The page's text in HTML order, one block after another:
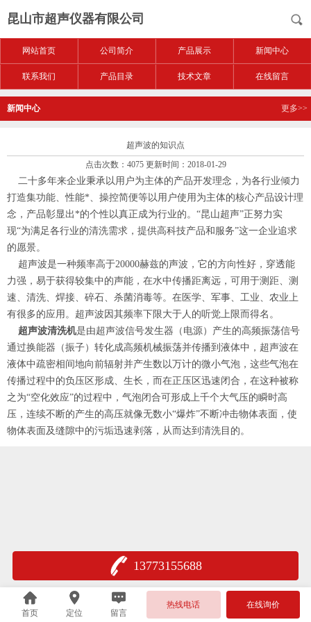
昆山市超声仪器有限公司
网站首页 公司简介 产品展示 新闻中心
联系我们 产品目录 技术文章 在线留言
新闻中心 更多>>
超声波的知识点
点击次数：4075 更新时间：2018-01-29
二十多年来企业秉承以用户为主体的产品开发理念，为各行业倾力
打造集功能、性能*、操控简便等以用户使用为主体的核心产品设计理
念，产品彰显出*的个性以真正成为行业的。 “昆山超声”正努力实
现“为满足各行业的清洗需求，提供高科技产品和服务”这一企业追求
的愿景。
超声波是一种频率高于20000赫兹的声波，它的方向性好，穿透能
力强，易于获得较集中的声能，在水中传播距离远，可用于测距、测
速、清洗、焊接、碎石、杀菌消毒等。在医学、军事、工业、农业上
有很多的应用。超声波因其频率下限大于人的听觉上限而得名。
超声波清洗机是由超声波信号发生器（电源）产生的高频振荡信号
通过换能器（振子）转化成高频机械振荡并传播到液体中，超声波在
液体中疏密相间地向前辐射并产生数以万计的微小气泡，这些气泡在
传播过程中的负压区形成、生长，而在正压区迅速闭合，在这种被称
之为“空化效应”的过程中，气泡闭合可形成上千个大气压的瞬时高
压，连续不断的产生的高压就像无数小“爆炸”不断冲击物体表面，使
物体表面及缝隙中的污垢迅速剥落，从而达到清洗目的。
13773155688
首页 定位 留言
热线电话 在线询价